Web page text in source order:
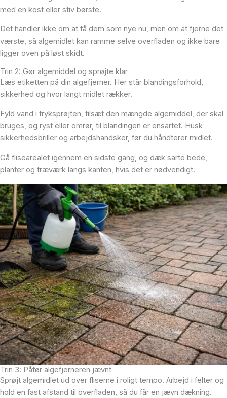
med en kost eller stiv børste.
Det handler ikke om at få dem som nye nu, men om at fjerne det
værste, så algemidlet kan ramme selve overfladen og ikke bare
ligger oven på løst skidt.
Trin 2: Gør algemiddel og sprøjte klar
Læs etiketten på din algefjerner. Her står blandingsforhold,
sikkerhed og hvor langt midlet rækker.
Fyld vand i tryksprøjten, tilsæt den mængde algemiddel, der skal
bruges, og ryst eller omrør, til blandingen er ensartet. Husk
sikkerhedsbriller og arbejdshandsker, før du håndterer midlet.
Gå flisearealet igennem en sidste gang, og dæk sarte bede,
planter og træværk langs kanten, hvis det er nødvendigt.
Trin 3: Påfør algefjerneren jævnt
Sprøjt algemidlet ud over fliserne i roligt tempo. Arbejd i felter og
hold en fast afstand til overfladen, så du får en jævn dækning.